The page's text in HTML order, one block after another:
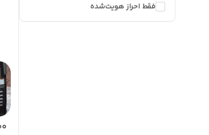
فقط احراز هویت‌شده